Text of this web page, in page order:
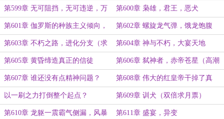
第599章 无可阻挡，无可违逆，万
物的毁灭者（高潮大章，求月票）
第600章 枭雄，君王，恶犬
第601章 伽罗斯的种族主义倾向，
暴君之梦
第602章 螺旋龙气弹，饿龙饱腹
第603章 不朽之路，进化分支（求
月票）
第604章 神与不朽，大宴天地
第605章 黄昏缔造真正的信徒 第606章 弑神者，赤帝苍星（高潮
章，双倍求月票）
第607章 谁还没有点精神问题？
（双倍求月票）
第608章 伟大的红皇帝干掉了真
神，打碎了月亮
以一刷之力打倒整个起点？ 第609章 训犬（双倍求月票）
第610章 龙躯一震霸气侧漏，风暴 第611章 盛宴，异变